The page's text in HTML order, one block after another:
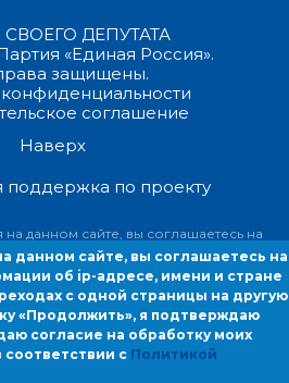
ДЕПУТАТА
«Единая Россия».
защищены.
соглашение
Наверх
поддержка по проекту
данном сайте, вы соглашаетесь на
об ip-адресе, имени и стране домена
одной страницы на другую и cookies.
данном сайте, вы соглашаетесь на
об ip-адресе, имени и стране
с одной страницы на другую
«Продолжить», я подтверждаю
согласие на обработку моих
с Политикой